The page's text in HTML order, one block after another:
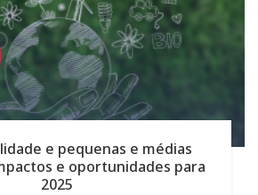
e pequenas e médias
e oportunidades para
2025